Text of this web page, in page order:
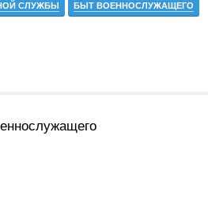
СЛУЖБЫ БЫТ ВОЕННОСЛУЖАЩЕГО